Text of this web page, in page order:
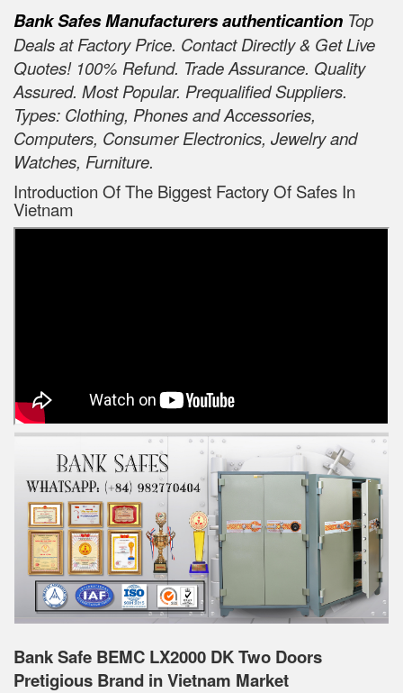
Bank Safes Manufacturers authenticantion Top
Deals at Factory Price. Contact Directly & Get Live
Quotes! 100% Refund. Trade Assurance. Quality
Assured. Most Popular. Prequalified Suppliers.
Types: Clothing, Phones and Accessories,
Computers, Consumer Electronics, Jewelry and
Watches, Furniture.
Introduction Of The Biggest Factory Of Safes In
Vietnam
Bank Safe BEMC LX2000 DK Two Doors
Pretigious Brand in Vietnam Market